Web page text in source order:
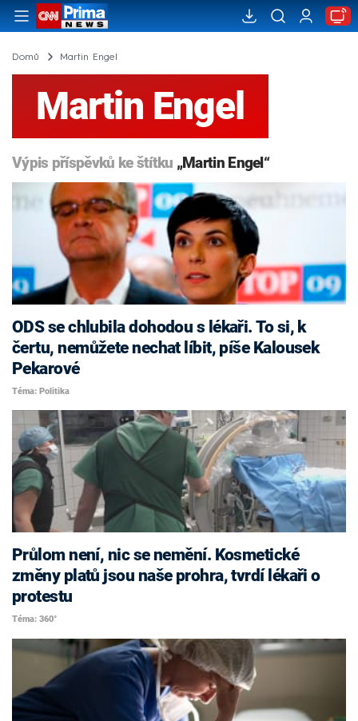
Domů Martin Engel
Martin Engel
Výpis příspěvků ke štítku „Martin Engel“
ODS se chlubila dohodou s lékaři. To si, k
čertu, nemůžete nechat líbit, píše Kalousek
Pekarové
Téma: Politika
Průlom není, nic se nemění. Kosmetické
změny platů jsou naše prohra, tvrdí lékaři o
protestu
Téma: 360°